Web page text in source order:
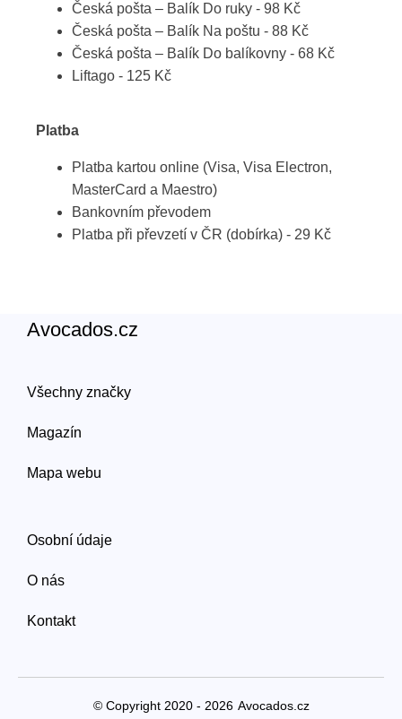
Česká pošta – Balík Do ruky - 98 Kč
Česká pošta – Balík Na poštu - 88 Kč
Česká pošta – Balík Do balíkovny - 68 Kč
Liftago - 125 Kč
Platba
Platba kartou online (Visa, Visa Electron,
MasterCard a Maestro)
Bankovním převodem
Platba při převzetí v ČR (dobírka) - 29 Kč
Avocados.cz
Všechny značky
Magazín
Mapa webu
Osobní údaje
O nás
Kontakt
© Copyright 2020 - 2026 Avocados.cz